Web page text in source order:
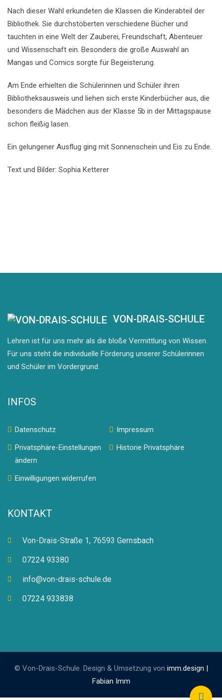
Nach dieser Wahl erkundeten die Klassen die Kinderabteil der
Bibliothek. Sie durchstöberten verschiedene Bücher und
tauchten in eine Welt der Zauberei, Freundschaft, Abenteuer
und Wissenschaft ein. Besonders die große Auswahl an
Mangas und Comics sorgte für Begeisterung.
Am Ende erhielten die Schülerinnen und Schüler ihren
Bibliotheksausweis und liehen sich erste Kinderbücher aus, die
besonders die Mädchen aus der Klasse 5b in der Mittagspause
schon fleißig lasen.
Ein gelungener Ausflug ging mit Sonnenschein und Eis zu Ende.
Text und Bilder: Sophia Ketterer
VON-DRAIS-SCHULE
Lehren ist für uns mehr als die bloße Vermittlung von Wissen.
Für uns steht die individuelle Förderung unserer Schülerinnen
und Schüler im Vordergrund.
INFOS
Datenschutz
Impressum
Privatsphäre-Einstellungen
ändern
Historie Privatsphäre
Einwilligungen widerrufen
KONTAKT
Von-Drais-Straße 1, 76593 Gernsbach
07224 93380
info@von-drais-schule.de
07224 933838
© Von-Drais-Schule. Design & Umsetzung von imm.design |
Fabian Imm